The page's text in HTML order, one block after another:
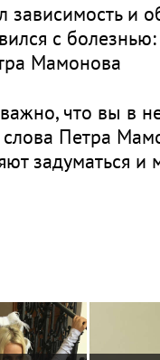
зависимость и
с
Мамонова
что вы в
Петра
задуматься